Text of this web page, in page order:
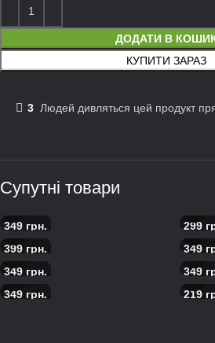
ДОДАТИ В
КУПИТИ ЗАРАЗ
3 Людeй дивляться цей продукт
Супутні товари
Піца Мясоєдов
349 грн.
Піца
299
Піца з морепродуктами
399 грн.
Піца
349
Піца карбонара
349 грн.
Піца
349
349 грн.
219